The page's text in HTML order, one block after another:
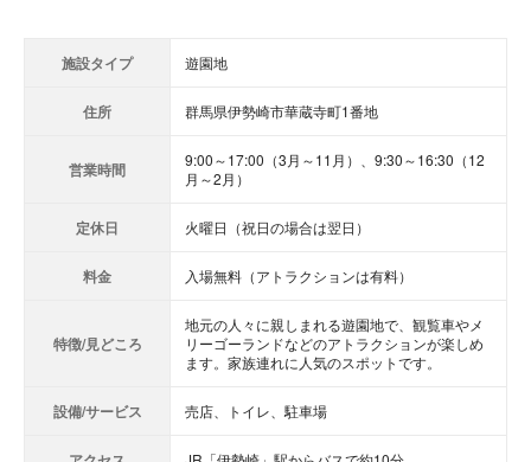
施設タイプ 遊園地
住所 群馬県伊勢崎市華蔵寺町1番地
営業時間
9:00～17:00（3月～11月）、9:30～16:30（12
月～2月）
定休日 火曜日（祝日の場合は翌日）
料金 入場無料（アトラクションは有料）
特徴/見どころ
地元の人々に親しまれる遊園地で、観覧車やメ
リーゴーランドなどのアトラクションが楽しめ
ます。家族連れに人気のスポットです。
設備/サービス 売店、トイレ、駐車場